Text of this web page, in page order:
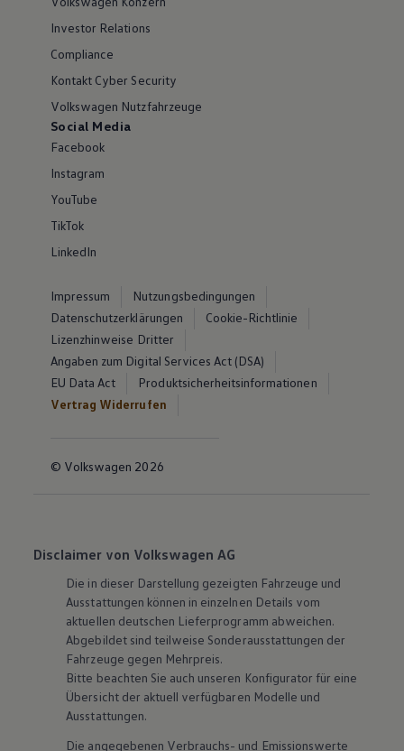
Investor Relations
Compliance
Kontakt Cyber Security
Volkswagen Nutzfahrzeuge
Social Media
Facebook
Instagram
YouTube
TikTok
LinkedIn
Impressum
Nutzungsbedingungen
Datenschutzerklärungen
Cookie-Richtlinie
Lizenzhinweise Dritter
Angaben zum Digital Services Act (DSA)
EU Data Act
Produktsicherheitsinformationen
Vertrag Widerrufen
© Volkswagen 2026
Disclaimer von Volkswagen AG
Die in dieser Darstellung gezeigten Fahrzeuge und
Ausstattungen können in einzelnen Details vom
aktuellen deutschen Lieferprogramm abweichen.
Abgebildet sind teilweise Sonderausstattungen der
Fahrzeuge gegen Mehrpreis.
Bitte beachten Sie auch unseren Konfigurator für eine
Übersicht der aktuell verfügbaren Modelle und
Ausstattungen.
Die angegebenen Verbrauchs- und Emissionswerte